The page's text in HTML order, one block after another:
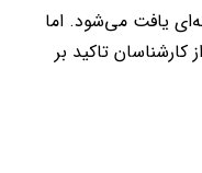
یافت می‌شود. اما
تاکید بر